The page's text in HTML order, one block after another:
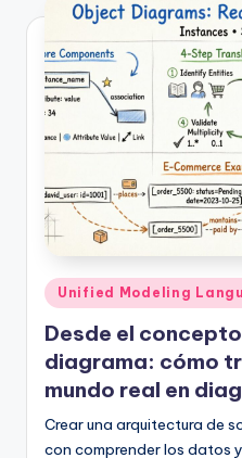
Publicado
en
Unified Modeling
Desde el
diagrama: cómo
mundo real en
Crear una arquitectura de
con comprender los datos